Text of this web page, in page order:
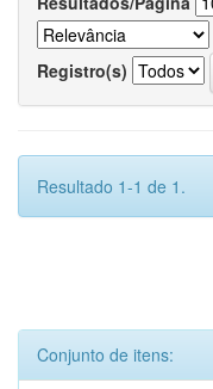
Registro(s)
Resultado 1-1 de 1.
Conjunto de itens: